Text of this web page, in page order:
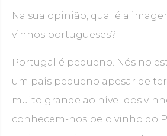
Na sua opinião, qual é a
vinhos portugueses?
Portugal é pequeno. Nós no
um país pequeno apesar de
muito grande ao nível dos
conhecem-nos pelo vinho do